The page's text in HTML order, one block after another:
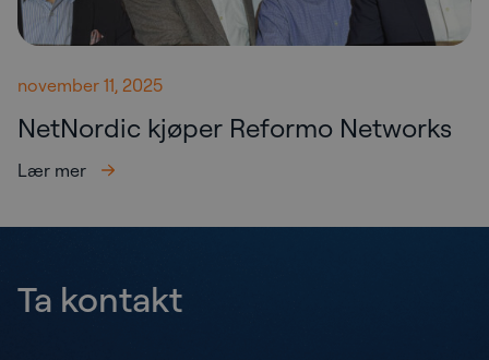
november 11, 2025
NetNordic kjøper Reformo Networks
Lær mer
Ta kontakt